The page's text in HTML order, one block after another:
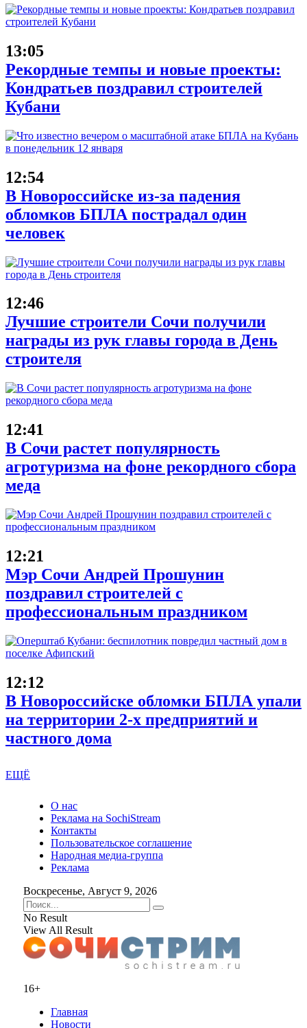
13:05
Рекордные темпы и новые проекты:
Кондратьев поздравил строителей
Кубани
12:54
В Новороссийске из-за падения
обломков БПЛА пострадал один
человек
12:46
Лучшие строители Сочи получили
награды из рук главы города в День
строителя
12:41
В Сочи растет популярность
агротуризма на фоне рекордного сбора
меда
12:21
Мэр Сочи Андрей Прошунин
поздравил строителей с
профессиональным праздником
12:12
В Новороссийске обломки БПЛА упали
на территории 2-х предприятий и
частного дома
ЕЩЁ
О нас
Реклама на SochiStream
Контакты
Пользовательское соглашение
Народная медиа-группа
Реклама
Воскресенье, Август 9, 2026
No Result
View All Result
16+
Главная
Новости